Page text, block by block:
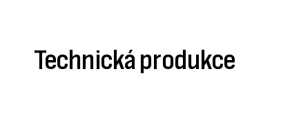
Technická produkce